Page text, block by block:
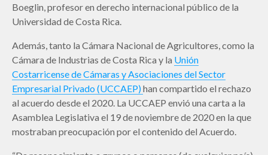
Boeglin, profesor en derecho internacional público de la
Universidad de Costa Rica.
Además, tanto la Cámara Nacional de Agricultores, como la
Cámara de Industrias de Costa Rica y la Unión
Costarricense de Cámaras y Asociaciones del Sector
Empresarial Privado (UCCAEP)han compartido el rechazo
al acuerdo desde el 2020. La UCCAEP envió una carta a la
Asamblea Legislativa el 19 de noviembre de 2020 en la que
mostraban preocupación por el contenido del Acuerdo.